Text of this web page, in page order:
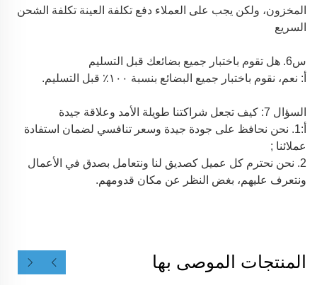
المخزون، ولكن يجب على العملاء دفع تكلفة العينة تكلفة الشحن
السريع
س6. هل تقوم باختبار جميع بضائعك قبل التسليم
أ: نعم، نقوم باختبار جميع البضائع بنسبة ١٠٠٪ قبل التسليم.
السؤال 7: كيف تجعل شراكتنا طويلة الأمد وعلاقة جيدة
أ:1. نحن نحافظ على جودة جيدة وسعر تنافسي لضمان استفادة
عملائنا ;
2. نحن نحترم كل عميل كصديق لنا ونتعامل بصدق في الأعمال
ونتعرف عليهم، بغض النظر عن مكان قدومهم.
المنتجات الموصى بها